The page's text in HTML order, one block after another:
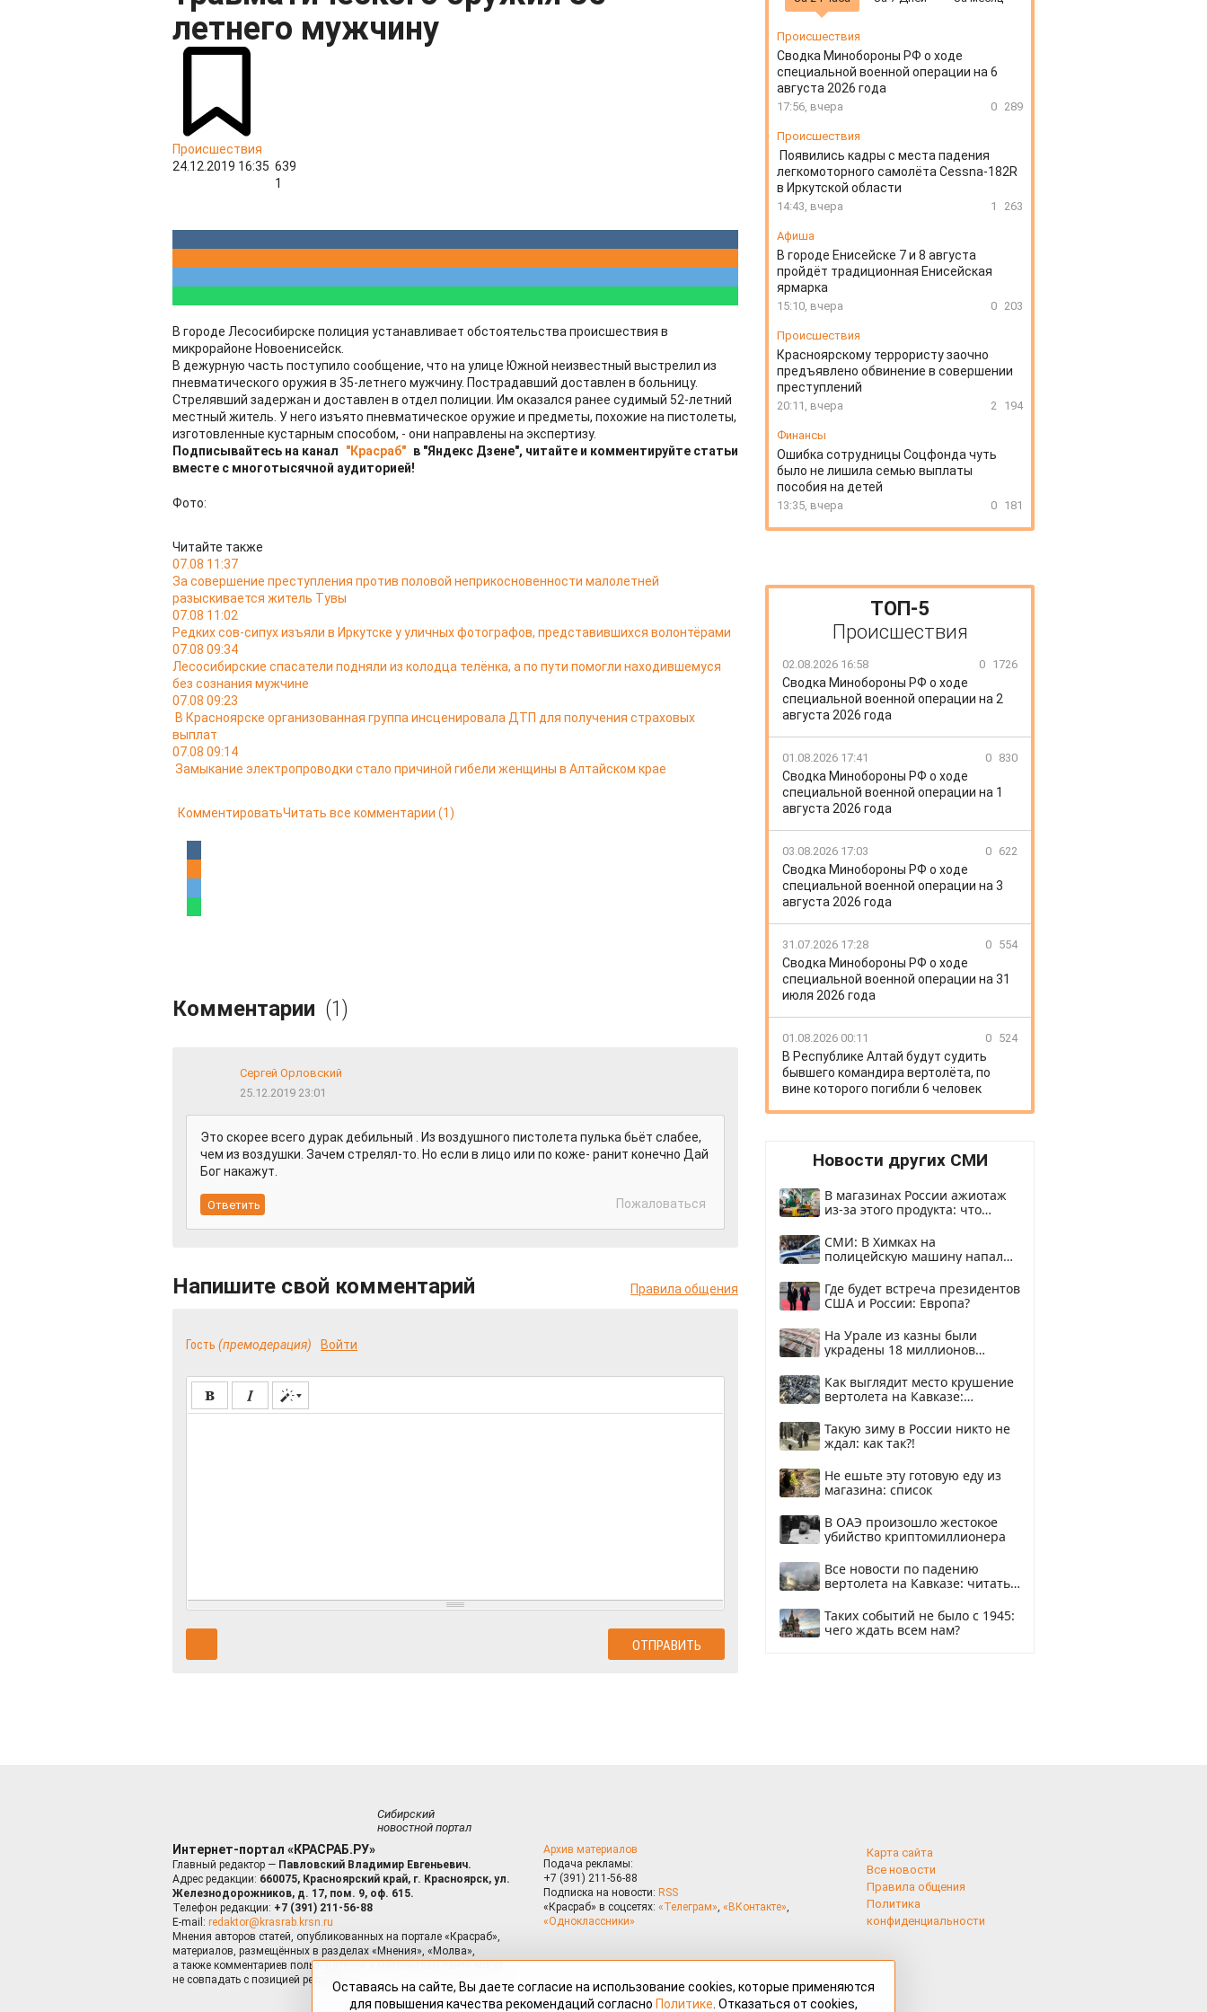
летнего мужчину
Происшествия
24.12.2019 16:35 639
1
В городе Лесосибирске полиция устанавливает обстоятельства происшествия в
микрорайоне Новоенисейск.
В дежурную часть поступило сообщение, что на улице Южной неизвестный выстрелил из
пневматического оружия в 35-летнего мужчину. Пострадавший доставлен в больницу.
Стрелявший задержан и доставлен в отдел полиции. Им оказался ранее судимый 52-летний
местный житель. У него изъято пневматическое оружие и предметы, похожие на пистолеты,
изготовленные кустарным способом, - они направлены на экспертизу.
Подписывайтесь на канал
"Красраб" в "Яндекс Дзене", читайте и комментируйте статьи
вместе с многотысячной аудиторией!
Фото:
Читайте также
07.08 11:37
За совершение преступления против половой неприкосновенности малолетней
разыскивается житель Тувы
07.08 11:02
Редких сов-сипух изъяли в Иркутске у уличных фотографов, представившихся волонтёрами
07.08 09:34
Лесосибирские спасатели подняли из колодца телёнка, а по пути помогли находившемуся
без сознания мужчине
07.08 09:23
В Красноярске организованная группа инсценировала ДТП для получения страховых
выплат
07.08 09:14
Замыкание электропроводки стало причиной гибели женщины в Алтайском крае
КомментироватьЧитать все комментарии (1)
Комментарии (1)
Сергей Орловский
25.12.2019 23:01
Это скорее всего дурак дебильный . Из воздушного пистолета пулька бьёт слабее,
чем из воздушки. Зачем стрелял-то. Но если в лицо или по коже- ранит конечно Дай
Бог накажут.
Пожаловаться
Напишите свой комментарий Правила общения
Гость (премодерация) Войти
Происшествия
Сводка Минобороны РФ о ходе
специальной военной операции на 6
августа 2026 года
17:56, вчера 0 289
Происшествия
Появились кадры с места падения
легкомоторного самолёта Cessna-182R
в Иркутской области
14:43, вчера 1 263
Афиша
В городе Енисейске 7 и 8 августа
пройдёт традиционная Енисейская
ярмарка
15:10, вчера 0 203
Происшествия
Красноярскому террористу заочно
предъявлено обвинение в совершении
преступлений
20:11, вчера 2 194
Финансы
Ошибка сотрудницы Соцфонда чуть
было не лишила семью выплаты
пособия на детей
13:35, вчера 0 181
ТОП-5
Происшествия
02.08.2026 16:58 0 1726
Сводка Минобороны РФ о ходе
специальной военной операции на 2
августа 2026 года
01.08.2026 17:41 0 830
Сводка Минобороны РФ о ходе
специальной военной операции на 1
августа 2026 года
03.08.2026 17:03 0 622
Сводка Минобороны РФ о ходе
специальной военной операции на 3
августа 2026 года
31.07.2026 17:28 0 554
Сводка Минобороны РФ о ходе
специальной военной операции на 31
июля 2026 года
01.08.2026 00:11 0 524
В Республике Алтай будут судить
бывшего командира вертолёта, по
вине которого погибли 6 человек
Новости других СМИ
В магазинах России ажиотаж
из-за этого продукта: что
СМИ: В Химках на
полицейскую машину напали
Где будет встреча президентов
США и России: Европа?
На Урале из казны были
украдены 18 миллионов
Как выглядит место крушение
вертолета на Кавказе:
Такую зиму в России никто не
ждал: как так?!
Не ешьте эту готовую еду из
магазина: список
В ОАЭ произошло жестокое
убийство криптомиллионера
Все новости по падению
вертолета на Кавказе: читать
Таких событий не было с 1945:
чего ждать всем нам?
Сибирский
новостной портал
Интернет-портал «КРАСРАБ.РУ»
Главный редактор — Павловский Владимир Евгеньевич.
Адрес редакции: 660075, Красноярский край, г. Красноярск, ул.
Железнодорожников, д. 17, пом. 9, оф. 615.
Телефон редакции: +7 (391) 211-56-88
E-mail: redaktor@krasrab.krsn.ru
Мнения авторов статей, опубликованных на портале «Красраб»,
материалов, размещённых в разделах «Мнения», «Молва»,
а также комментариев пользователей к материалам сайта могут
не совпадать с позицией редакции.
Архив материалов
Подача рекламы:
+7 (391) 211-56-88
Подписка на новости: RSS
«Красраб» в соцсетях: «Телеграм», «ВКонтакте»,
«Одноклассники»
Карта сайта
Все новости
Правила общения
Политика
конфиденциальности
Оставаясь на сайте, Вы даете согласие на использование cookies, которые применяются
для повышения качества рекомендаций согласно Политике . Отказаться от cookies,